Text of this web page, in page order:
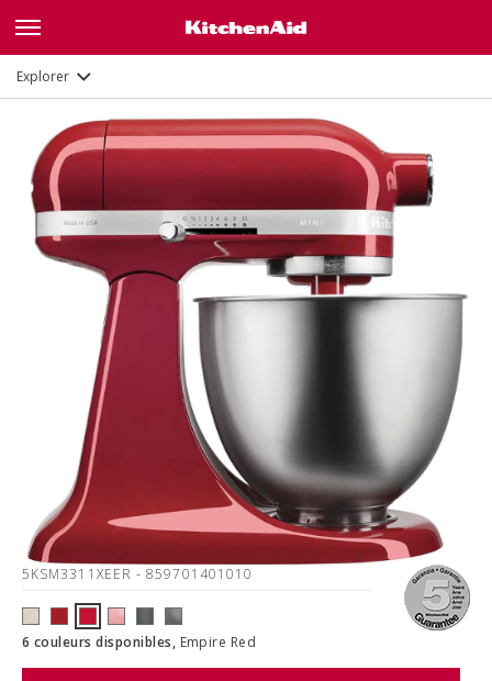
Explorer
5KSM3311XEER- 859701401010
6 couleurs disponibles, Empire Red